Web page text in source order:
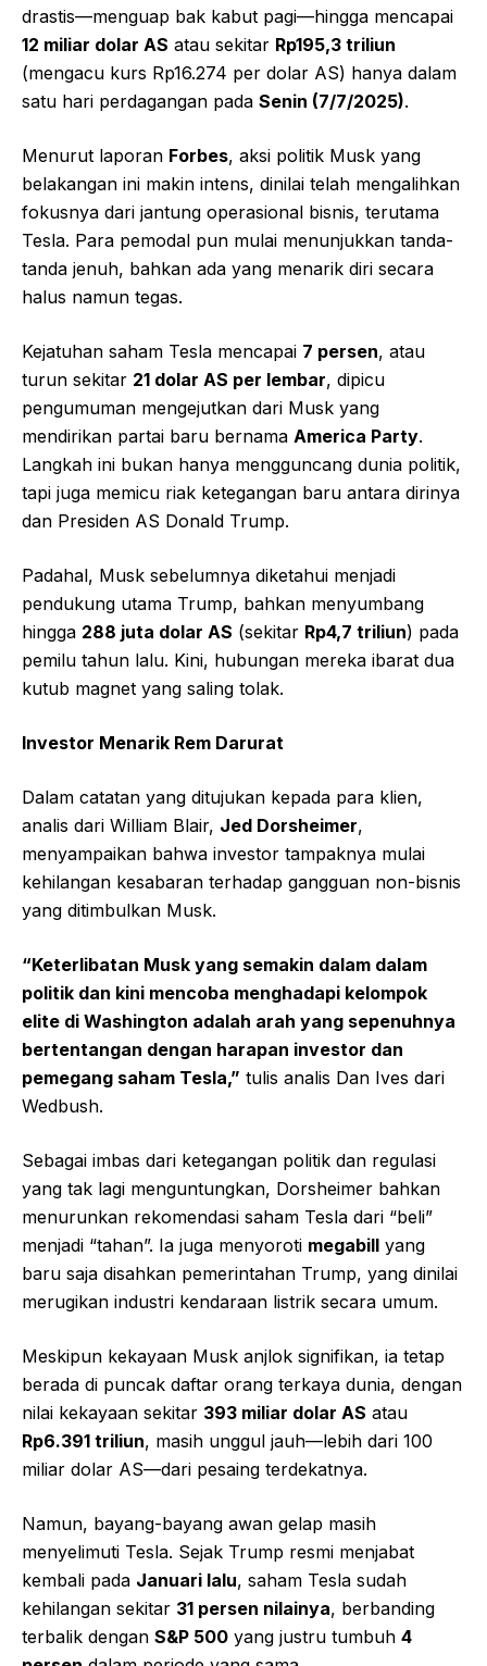
drastis—menguap bak kabut pagi—hingga mencapai
12 miliar dolar AS atau sekitar Rp195,3 triliun
(mengacu kurs Rp16.274 per dolar AS) hanya dalam
satu hari perdagangan pada Senin (7/7/2025).
Menurut laporan Forbes, aksi politik Musk yang
belakangan ini makin intens, dinilai telah mengalihkan
fokusnya dari jantung operasional bisnis, terutama
Tesla. Para pemodal pun mulai menunjukkan tanda-
tanda jenuh, bahkan ada yang menarik diri secara
halus namun tegas.
Kejatuhan saham Tesla mencapai 7 persen, atau
turun sekitar 21 dolar AS per lembar, dipicu
pengumuman mengejutkan dari Musk yang
mendirikan partai baru bernama America Party.
Langkah ini bukan hanya mengguncang dunia politik,
tapi juga memicu riak ketegangan baru antara dirinya
dan Presiden AS Donald Trump.
Padahal, Musk sebelumnya diketahui menjadi
pendukung utama Trump, bahkan menyumbang
hingga 288 juta dolar AS (sekitar Rp4,7 triliun) pada
pemilu tahun lalu. Kini, hubungan mereka ibarat dua
kutub magnet yang saling tolak.
Investor Menarik Rem Darurat
Dalam catatan yang ditujukan kepada para klien,
analis dari William Blair, Jed Dorsheimer,
menyampaikan bahwa investor tampaknya mulai
kehilangan kesabaran terhadap gangguan non-bisnis
yang ditimbulkan Musk.
“Keterlibatan Musk yang semakin dalam dalam
politik dan kini mencoba menghadapi kelompok
elite di Washington adalah arah yang sepenuhnya
bertentangan dengan harapan investor dan
pemegang saham Tesla,” tulis analis Dan Ives dari
Wedbush.
Sebagai imbas dari ketegangan politik dan regulasi
yang tak lagi menguntungkan, Dorsheimer bahkan
menurunkan rekomendasi saham Tesla dari “beli”
menjadi “tahan”. Ia juga menyoroti megabill yang
baru saja disahkan pemerintahan Trump, yang dinilai
merugikan industri kendaraan listrik secara umum.
Meskipun kekayaan Musk anjlok signifikan, ia tetap
berada di puncak daftar orang terkaya dunia, dengan
nilai kekayaan sekitar 393 miliar dolar AS atau
Rp6.391 triliun, masih unggul jauh—lebih dari 100
miliar dolar AS—dari pesaing terdekatnya.
Namun, bayang-bayang awan gelap masih
menyelimuti Tesla. Sejak Trump resmi menjabat
kembali pada Januari lalu, saham Tesla sudah
kehilangan sekitar 31 persen nilainya, berbanding
terbalik dengan S&P 500 yang justru tumbuh 4